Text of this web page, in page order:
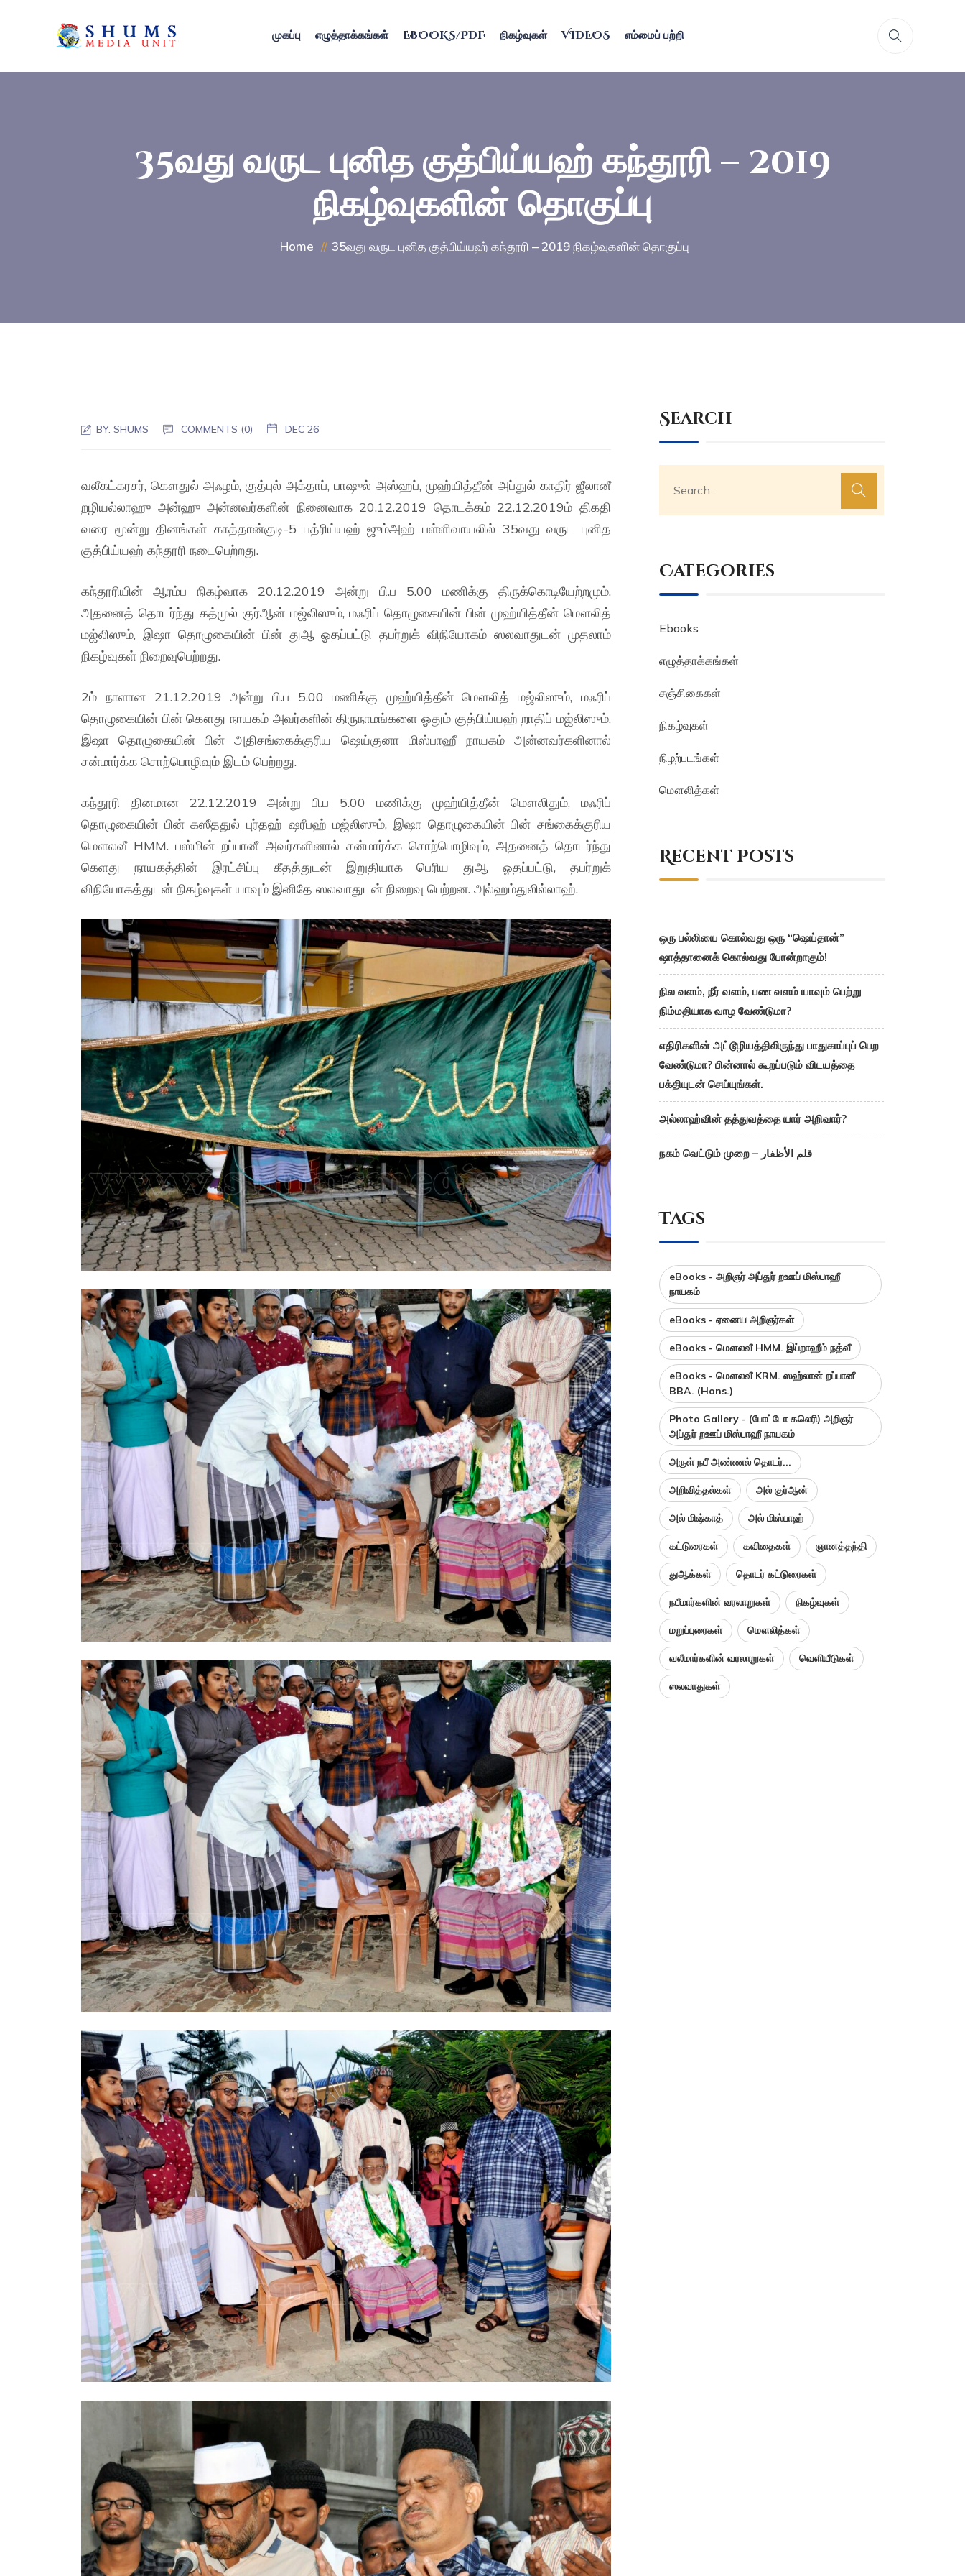
முகப்பு எழுத்தாக்கங்கள் EBOOKS/PDF நிகழ்வுகள் VIDEOS எம்மைப் பற்றி
35வது வருட புனித குத்பிய்யஹ் கந்தூரி – 2019
நிகழ்வுகளின் தொகுப்பு
Home 35வது வருட புனித குத்பிய்யஹ் கந்தூரி – 2019 நிகழ்வுகளின் தொகுப்பு
BY:SHUMS COMMENTS (0) DEC 26
வலீகட்கரசர், கௌதுல் அஃழம், குத்புல் அக்தாப், பாஷுல் அஸ்ஹப், முஹ்யித்தீன் அப்துல் காதிர் ஜீலானீ
றழியல்லாஹு அன்ஹு அன்னவர்களின் நினைவாக 20.12.2019 தொடக்கம் 22.12.2019ம் திகதி
வரை மூன்று தினங்கள் காத்தான்குடி-5 பத்ரிய்யஹ் ஜும்அஹ் பள்ளிவாயலில் 35வது வருட புனித
குத்பி்ய்யஹ் கந்தூரி நடைபெற்றது.
கந்தூரியின் ஆரம்ப நிகழ்வாக 20.12.2019 அன்று பி.ப 5.00 மணிக்கு திருக்கொடியேற்றமும்,
அதனைத் தொடர்ந்து கத்முல் குர்ஆன் மஜ்லிஸும், மஃரிப் தொழுகையின் பின் முஹ்யித்தீன் மௌலித்
மஜ்லிஸும், இஷா தொழுகையின் பின் துஆ ஓதப்பட்டு தபர்றுக் விநியோகம் ஸலவாதுடன் முதலாம்
நிகழ்வுகள் நிறைவுபெற்றது.
2ம் நாளான 21.12.2019 அன்று பி.ப 5.00 மணிக்கு முஹ்யித்தீன் மௌலித் மஜ்லிஸும், மஃரிப்
தொழுகையின் பின் கௌது நாயகம் அவர்களின் திருநாமங்களை ஓதும் குத்பிய்யஹ் றாதிப் மஜ்லிஸும்,
இஷா தொழுகையின் பின் அதிசங்கைக்குரிய ஷெய்குனா மிஸ்பாஹீ நாயகம் அன்னவர்களினால்
சன்மார்க்க சொற்பொழிவும் இடம் பெற்றது.
கந்தூரி தினமான 22.12.2019 அன்று பி.ப 5.00 மணிக்கு முஹ்யித்தீன் மௌலிதும், மஃரிப்
தொழுகையின் பின் கஸீததுல் புர்தஹ் ஷரீபஹ் மஜ்லிஸும், இஷா தொழுகையின் பின் சங்கைக்குரிய
மௌலவீ HMM. பஸ்மின் றப்பானீ அவர்களினால் சன்மார்க்க சொற்பொழிவும், அதனைத் தொடர்ந்து
கெளது நாயகத்தின் இரட்சிப்பு கீதத்துடன் இறுதியாக பெரிய துஆ ஓதப்பட்டு, தபர்றுக்
விநியோகத்துடன் நிகழ்வுகள் யாவும் இனிதே ஸலவாதுடன் நிறைவு பெற்றன. அல்ஹம்துலில்லாஹ்.
Search
Categories
Ebooks
எழுத்தாக்கங்கள்
சஞ்சிகைகள்
நிகழ்வுகள்
நிழற்படங்கள்
மௌலித்கள்
Recent Posts
ஒரு பல்லியை கொல்வது ஒரு “ஷெய்தான்”
ஷாத்தானைக் கொல்வது போன்றாகும்!
நில வளம், நீர் வளம், பண வளம் யாவும் பெற்று
நிம்மதியாக வாழ வேண்டுமா?
எதிரிகளின் அட்டூழியத்திலிருந்து பாதுகாப்புப் பெற
வேண்டுமா? பின்னால் கூறப்படும் விடயத்தை
பக்தியுடன் செய்யுங்கள்.
அல்லாஹ்வின் தத்துவத்தை யார் அறிவார்?
நகம் வெட்டும் முறை – قلم الأظفار
Tags
eBooks - அறிஞர் அப்துர் றஊப் மிஸ்பாஹீ
நாயகம்
eBooks - ஏனைய அறிஞர்கள்
eBooks - மௌலவீ HMM. இப்றாஹீம் நத்வீ
eBooks - மௌலவீ KRM. ஸஹ்லான் றப்பானீ
BBA. (Hons.)
Photo Gallery - (போட்டோ கலெரி) அறிஞர்
அப்துர் றஊப் மிஸ்பாஹீ நாயகம்
அருள் நபீ அண்ணல் தொடர்...
அறிவித்தல்கள் அல் குர்ஆன்
அல் மிஷ்காத் அல் மிஸ்பாஹ்
கட்டுரைகள் கவிதைகள் ஞானத்தந்தி
துஆக்கள் தொடர் கட்டுரைகள்
நபீமார்களின் வரலாறுகள் நிகழ்வுகள்
மறுப்புரைகள் மௌலித்கள்
வலீமார்களின் வரலாறுகள் வெளியீடுகள்
ஸலவாதுகள்